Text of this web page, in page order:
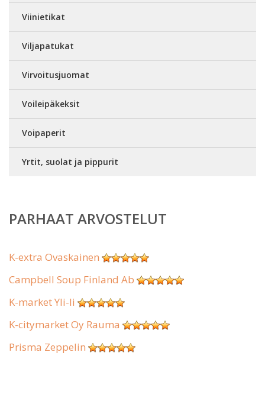
Viinietikat
Viljapatukat
Virvoitusjuomat
Voileipäkeksit
Voipaperit
Yrtit, suolat ja pippurit
PARHAAT ARVOSTELUT
K-extra Ovaskainen
Campbell Soup Finland Ab
K-market Yli-Ii
K-citymarket Oy Rauma
Prisma Zeppelin